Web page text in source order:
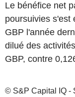
Le bénéfice net
poursuivies s'est
GBP l'année
dilué des
GBP, contre
© S&P Capital IQ -